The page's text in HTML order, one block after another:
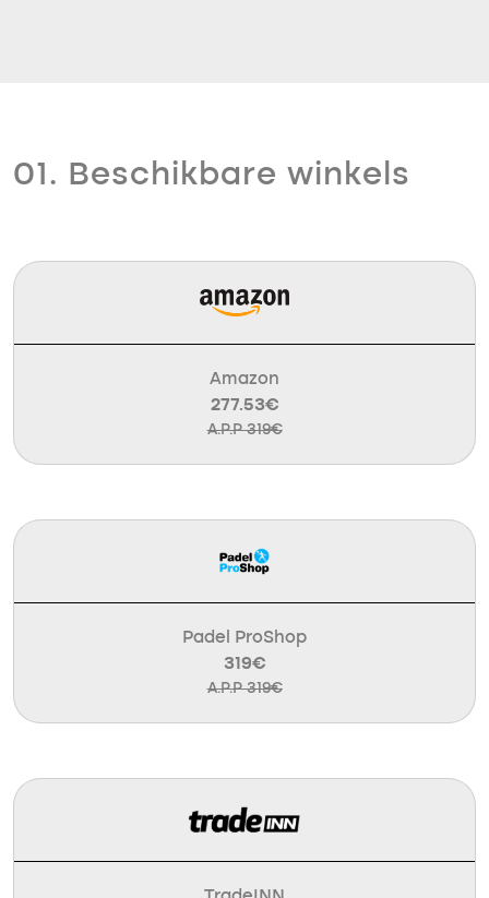
01. Beschikbare winkels
Amazon
277.53€
A.P.P 319€
Padel ProShop
319€
A.P.P 319€